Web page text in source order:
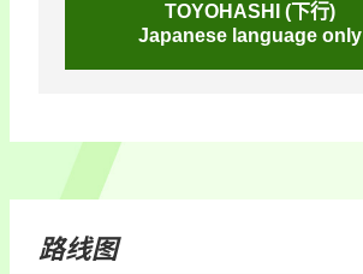
TOYOHASHI (下行)
Japanese language only
路线图